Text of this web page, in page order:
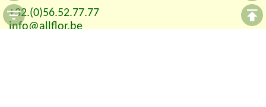
+32.(0)56.52.77.77
info@allflor.be